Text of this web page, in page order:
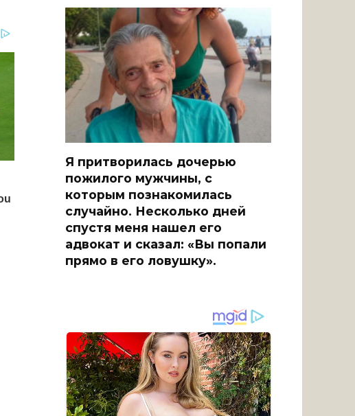
Я притворилась дочерью
пожилого мужчины, с
которым познакомилась
случайно. Несколько дней
спустя меня нашел его
адвокат и сказал: «Вы попали
прямо в его ловушку».